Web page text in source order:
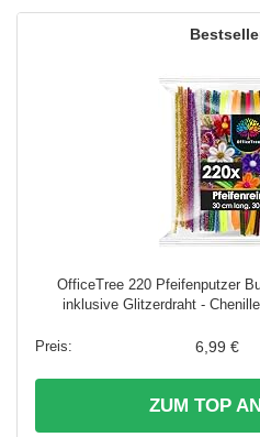
OfficeTree 220 Pfeifenputzer
inklusive Glitzerdraht -
6,99 €
ZUM TOP